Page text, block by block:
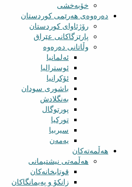
خۆبەخشی
دەرەوەی هەرێمی کوردستان
رۆژئاوای کوردستان
پارێزگاکانی عێراق
وڵاتانی دەرەوە
ئەلمانیا
ئوسترالیا
ئۆکرانیا
باشوری سودان
بەنگلادش
پورتوگال
تورکیا
سیربیا
یەمەن
هەڵمەتەکان
هەڵمەتی نیشتیمانی
قوتابخانەکان
زانکۆ و پەیمانگاکان